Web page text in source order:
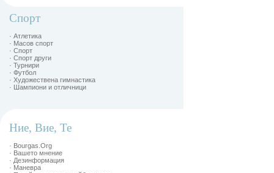
Спорт
· Атлетика
· Масов спорт
· Спорт
· Спорт други
· Турнири
· Футбол
· Художествена гимнастика
· Шампиони и отличници
Ние, Вие, Те
· Bourgas.Org
· Вашето мнение
· Дезинформация
· Маневра